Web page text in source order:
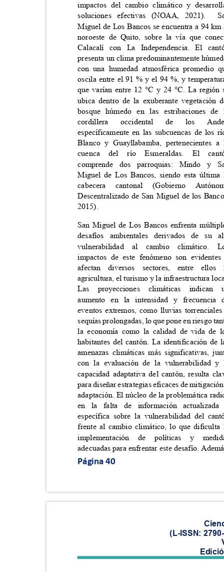
impactos del cambio climático y
soluciones efectivas (NOAA, 2021).
Miguel de Los Bancos se encuentra a 94
noroeste de Quito, sobre la vía que
Calacalí con La Independencia. El
presenta un clima predominantemente
con una humedad atmosférica promedio
oscila entre el 91 % y el 94 %, y
que varían entre 12 °C y 24 °C. La
ubica dentro de la exuberante
bosque húmedo en las estribaciones
cordillera
occidental de los
específicamente en las subcuencas de los
Blanco y Guayllabamba,
cuenca del río Esmeraldas. El
comprende dos parroquias: Mindo
Miguel de Los Bancos, siendo esta
cabecera
cantonal (Gobierno
Descentralizado de San Miguel de los
2015).
San Miguel de Los Bancos enfrenta
desafíos ambientales derivados de
vulnerabilidad al cambio
impactos de este fenómeno son
afectan diversos sectores, entre
agricultura, el turismo y la infraestructura
Las proyecciones climáticas indican
aumento en la intensidad y
eventos extremos, como lluvias
sequías prolongadas, lo que pone en riesgo
la economía como la calidad de vida
habitantes del cantón. La identificación
amenazas climáticas más significativas,
con la evaluación de la vulnerabilidad
capacidad adaptativa del cantón, resulta
para diseñar estrategias eficaces de
adaptación. El núcleo de la problemática
en la falta de información
específica sobre la vulnerabilidad del
frente al cambio climático, lo que
implementación
de políticas y
adecuadas para enfrentar este desafío.
Página 40
(L-ISSN: